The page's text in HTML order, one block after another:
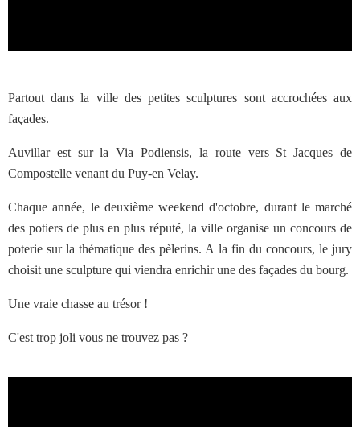
Partout dans la ville des petites sculptures sont accrochées aux
façades.
Auvillar est sur la Via Podiensis, la route vers St Jacques de
Compostelle venant du Puy-en Velay.
Chaque année, le deuxième weekend d'octobre, durant le marché
des potiers de plus en plus réputé, la ville organise un concours de
poterie sur la thématique des pèlerins. A la fin du concours, le jury
choisit une sculpture qui viendra enrichir une des façades du bourg.
Une vraie chasse au trésor !
C'est trop joli vous ne trouvez pas ?